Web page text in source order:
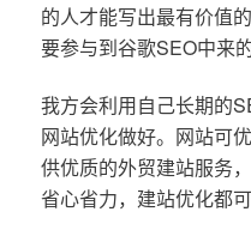
的人才能写出最有价值
要参与到谷歌SEO中来
我方会利用自己长期的
网站优化做好。网站可
供优质的外贸建站服务
省心省力，建站优化都